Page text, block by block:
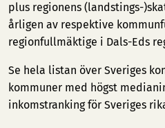
plus regionens (landstings-
årligen av respektive
regionfullmäktige i Dals-Eds
Se hela listan över Sveriges
kommuner med högst
inkomstranking för Sveriges